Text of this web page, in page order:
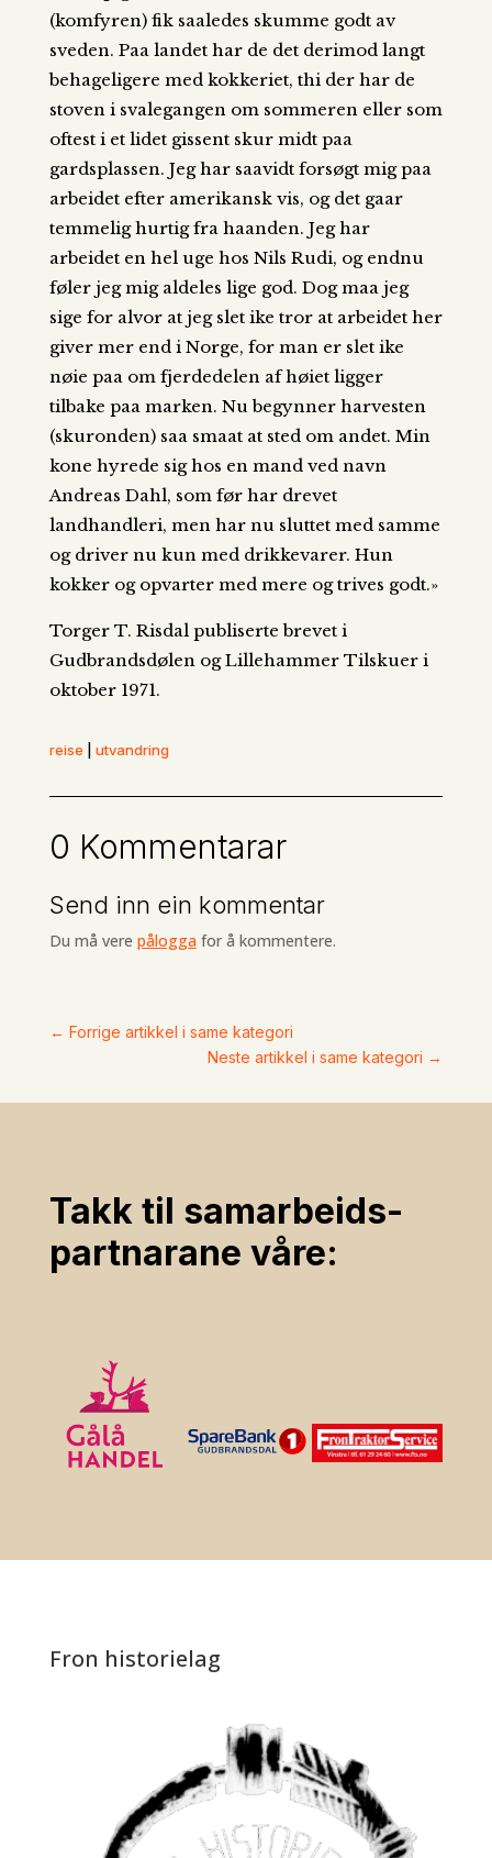
(komfyren) fik saaledes skumme godt av
sveden. Paa landet har de det derimod langt
behageligere med kokkeriet, thi der har de
stoven i svalegangen om sommeren eller som
oftest i et lidet gissent skur midt paa
gardsplassen. Jeg har saavidt forsøgt mig paa
arbeidet efter amerikansk vis, og det gaar
temmelig hurtig fra haanden. Jeg har
arbeidet en hel uge hos Nils Rudi, og endnu
føler jeg mig aldeles lige god. Dog maa jeg
sige for alvor at jeg slet ike tror at arbeidet her
giver mer end i Norge, for man er slet ike
nøie paa om fjerdedelen af høiet ligger
tilbake paa marken. Nu begynner harvesten
(skuronden) saa smaat at sted om andet. Min
kone hyrede sig hos en mand ved navn
Andreas Dahl, som før har drevet
landhandleri, men har nu sluttet med samme
og driver nu kun med drikkevarer. Hun
kokker og opvarter med mere og trives godt.»
Torger T. Risdal publiserte brevet i
Gudbrandsdølen og Lillehammer Tilskuer i
oktober 1971.
reise utvandring
0 Kommentarar
Send inn ein kommentar
Du må vere påloggafor å kommentere.
← Forrige artikkel i same kategori
Neste artikkel i same kategori →
Takk til samarbeids­
partnarane våre:
Fron historielag